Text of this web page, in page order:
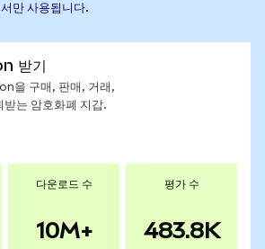
만 사용됩니다.
받기
을 구매, 판매, 거래,
받는 암호화폐 지갑.
다운로드 수
10M+
평가 수
483.8K